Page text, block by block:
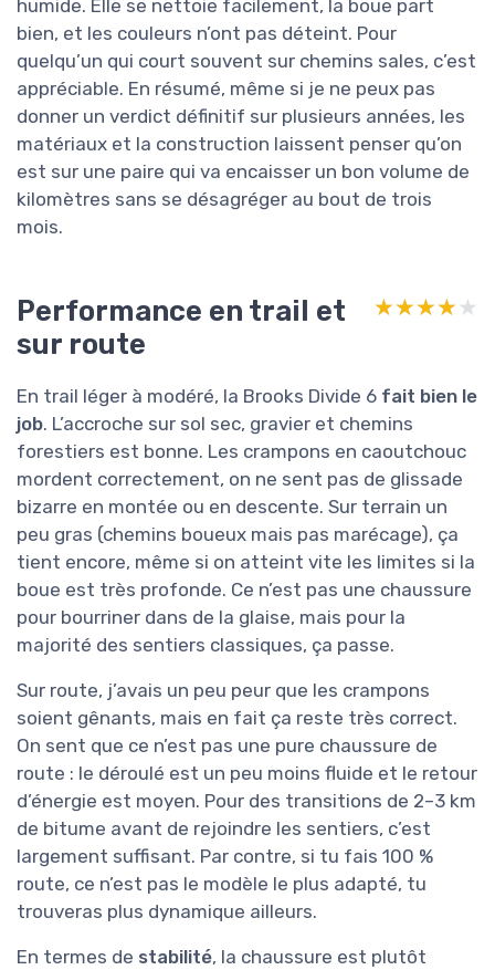
humide. Elle se nettoie facilement, la boue part
bien, et les couleurs n’ont pas déteint. Pour
quelqu’un qui court souvent sur chemins sales, c’est
appréciable. En résumé, même si je ne peux pas
donner un verdict définitif sur plusieurs années, les
matériaux et la construction laissent penser qu’on
est sur une paire qui va encaisser un bon volume de
kilomètres sans se désagréger au bout de trois
mois.
Performance en trail et
sur route
★★★★★
★★★★★
En trail léger à modéré, la Brooks Divide 6 fait bien le
job. L’accroche sur sol sec, gravier et chemins
forestiers est bonne. Les crampons en caoutchouc
mordent correctement, on ne sent pas de glissade
bizarre en montée ou en descente. Sur terrain un
peu gras (chemins boueux mais pas marécage), ça
tient encore, même si on atteint vite les limites si la
boue est très profonde. Ce n’est pas une chaussure
pour bourriner dans de la glaise, mais pour la
majorité des sentiers classiques, ça passe.
Sur route, j’avais un peu peur que les crampons
soient gênants, mais en fait ça reste très correct.
On sent que ce n’est pas une pure chaussure de
route : le déroulé est un peu moins fluide et le retour
d’énergie est moyen. Pour des transitions de 2–3 km
de bitume avant de rejoindre les sentiers, c’est
largement suffisant. Par contre, si tu fais 100 %
route, ce n’est pas le modèle le plus adapté, tu
trouveras plus dynamique ailleurs.
En termes de stabilité, la chaussure est plutôt